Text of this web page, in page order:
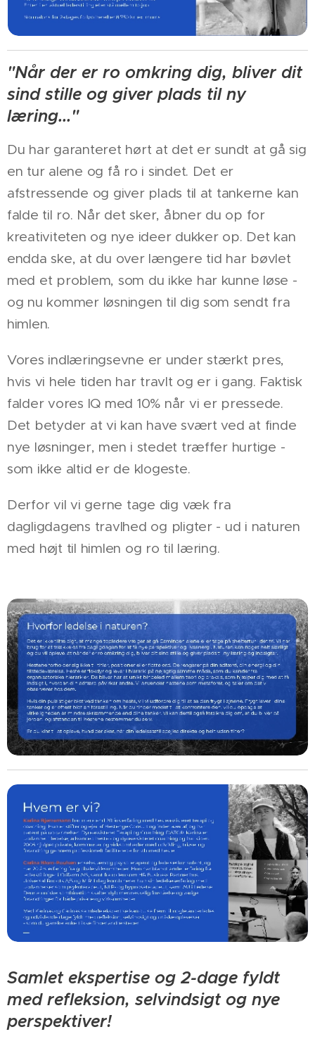
"Når der er ro omkring dig, bliver dit
sind stille og giver plads til ny
læring..."
Du har garanteret hørt at det er sundt at gå sig
en tur alene og få ro i sindet. Det er
afstressende og giver plads til at tankerne kan
falde til ro. Når det sker, åbner du op for
kreativiteten og nye ideer dukker op. Det kan
endda ske, at du over længere tid har bøvlet
med et problem, som du ikke har kunne løse -
og nu kommer løsningen til dig som sendt fra
himlen.
Vores indlæringsevne er under stærkt pres,
hvis vi hele tiden har travlt og er i gang. Faktisk
falder vores IQ med 10% når vi er pressede.
Det betyder at vi kan have svært ved at finde
nye løsninger, men i stedet træffer hurtige -
som ikke altid er de klogeste.
Derfor vil vi gerne tage dig væk fra
dagligdagens travlhed og pligter - ud i naturen
med højt til himlen og ro til læring.
Samlet ekspertise og 2-dage fyldt
med refleksion, selvindsigt og nye
perspektiver!